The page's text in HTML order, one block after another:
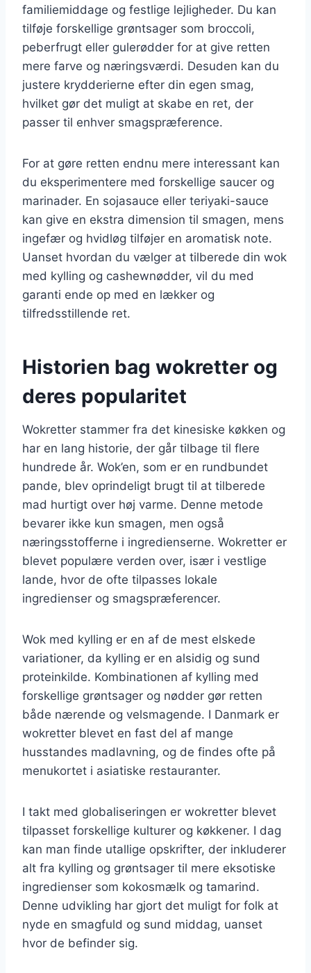
familiemiddage og festlige lejligheder. Du kan
tilføje forskellige grøntsager som broccoli,
peberfrugt eller gulerødder for at give retten
mere farve og næringsværdi. Desuden kan du
justere krydderierne efter din egen smag,
hvilket gør det muligt at skabe en ret, der
passer til enhver smagspræference.
For at gøre retten endnu mere interessant kan
du eksperimentere med forskellige saucer og
marinader. En sojasauce eller teriyaki-sauce
kan give en ekstra dimension til smagen, mens
ingefær og hvidløg tilføjer en aromatisk note.
Uanset hvordan du vælger at tilberede din wok
med kylling og cashewnødder, vil du med
garanti ende op med en lækker og
tilfredsstillende ret.
Historien bag wokretter og
deres popularitet
Wokretter stammer fra det kinesiske køkken og
har en lang historie, der går tilbage til flere
hundrede år. Wok’en, som er en rundbundet
pande, blev oprindeligt brugt til at tilberede
mad hurtigt over høj varme. Denne metode
bevarer ikke kun smagen, men også
næringsstofferne i ingredienserne. Wokretter er
blevet populære verden over, især i vestlige
lande, hvor de ofte tilpasses lokale
ingredienser og smagspræferencer.
Wok med kylling er en af de mest elskede
variationer, da kylling er en alsidig og sund
proteinkilde. Kombinationen af kylling med
forskellige grøntsager og nødder gør retten
både nærende og velsmagende. I Danmark er
wokretter blevet en fast del af mange
husstandes madlavning, og de findes ofte på
menukortet i asiatiske restauranter.
I takt med globaliseringen er wokretter blevet
tilpasset forskellige kulturer og køkkener. I dag
kan man finde utallige opskrifter, der inkluderer
alt fra kylling og grøntsager til mere eksotiske
ingredienser som kokosmælk og tamarind.
Denne udvikling har gjort det muligt for folk at
nyde en smagfuld og sund middag, uanset
hvor de befinder sig.